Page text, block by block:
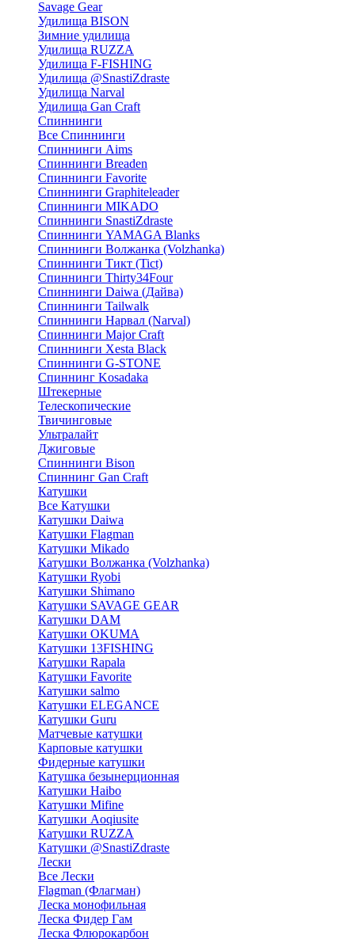
Savage Gear
Удилища BISON
Зимние удилища
Удилища RUZZA
Удилища F-FISHING
Удилища @SnastiZdraste
Удилища Narval
Удилища Gan Craft
Спиннинги
Все Спиннинги
Спиннинги Aims
Спиннинги Breaden
Спиннинги Favorite
Спиннинги Graphiteleader
Спиннинги MIKADO
Спиннинги SnastiZdraste
Спиннинги YAMAGA Blanks
Спиннинги Волжанка (Volzhanka)
Спиннинги Тикт (Tict)
Спиннинги Thirty34Four
Спиннинги Daiwa (Дайва)
Спиннинги Tailwalk
Спиннинги Нарвал (Narval)
Спиннинги Major Craft
Спиннинги Xesta Black
Спиннинги G-STONE
Спиннинг Kosadaka
Штекерные
Телескопические
Твичинговые
Ультралайт
Джиговые
Спиннинги Bison
Спиннинг Gan Craft
Катушки
Все Катушки
Катушки Daiwa
Катушки Flagman
Катушки Mikado
Катушки Волжанка (Volzhanka)
Катушки Ryobi
Катушки Shimano
Катушки SAVAGE GEAR
Катушки DAM
Катушки OKUMA
Катушки 13FISHING
Катушки Rapala
Катушки Favorite
Катушки salmo
Катушки ELEGANCE
Катушки Guru
Матчевые катушки
Карповые катушки
Фидерные катушки
Катушка безынерционная
Катушки Haibo
Катушки Mifine
Катушки Aoqiusite
Катушки RUZZA
Катушки @SnastiZdraste
Лески
Все Лески
Flagman (Флагман)
Леска монофильная
Леска Фидер Гам
Леска Флюрокарбон